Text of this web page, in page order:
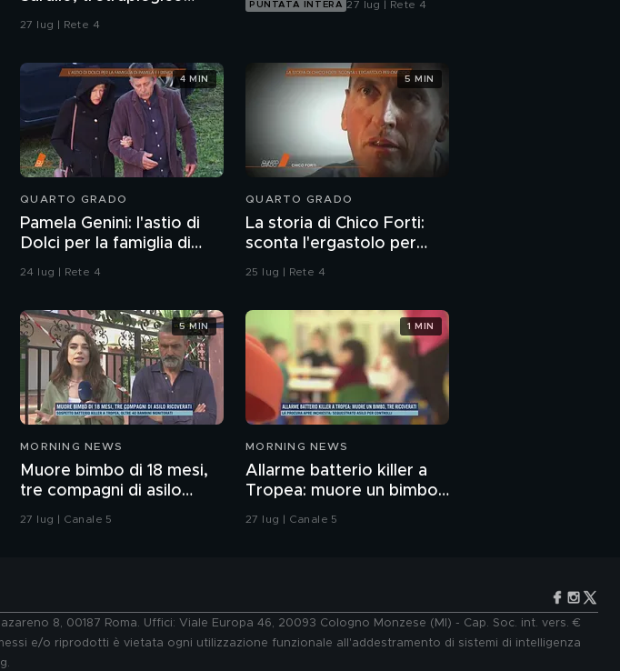
dopo l'aggressione di una
27 lug | Rete 4
PUNTATA INTERA 27 lug | Rete 4
QUARTO GRADO
Pamela Genini: l'astio di
Dolci per la famiglia di
Pamela
24 lug | Rete 4
4 MIN
QUARTO GRADO
La storia di Chico Forti:
sconta l'ergastolo per
omicidio
25 lug | Rete 4
5 MIN
MORNING NEWS
Muore bimbo di 18 mesi,
tre compagni di asilo
ricoverati
27 lug | Canale 5
5 MIN
MORNING NEWS
Allarme batterio killer a
Tropea: muore un bimbo,
tre ricoverati
27 lug | Canale 5
1 MIN
8, 00187 Roma. Uffici: Viale Europa 46, 20093 Cologno Monzese (MI) - Cap. Soc. int. vers. €
e/o riprodotti è vietata ogni utilizzazione funzionale all'addestramento di sistemi di intelligenza